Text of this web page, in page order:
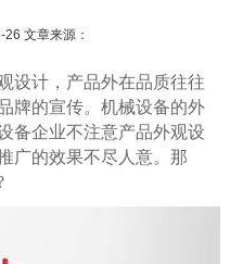
文章来源：
设计，产品外在品质往往
牌的宣传。机械设备的外
备企业不注意产品外观设
广的效果不尽人意。那